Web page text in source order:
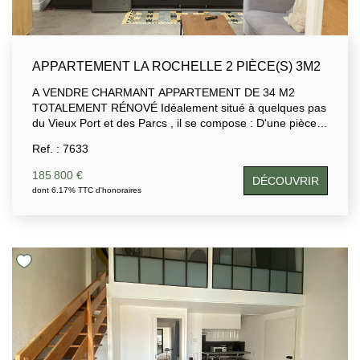
APPARTEMENT LA ROCHELLE 2 PIÈCE(S) 3M2
A VENDRE CHARMANT APPARTEMENT DE 34 M2
TOTALEMENT RÉNOVÉ Idéalement situé à quelques pas
du Vieux Port et des Parcs , il se compose : D'une pièce
chambre avec dressing, d'une salle d'eau. cave en sous
sol. Situé au rdc d'une petite copropriété, cet appartement
vendu entièrement équipé et meublé offre un cadre de vie
alliant confort , charme et praticité. Coup de coeur assuré
Ref. : 7633
185 800 €
dont 6.17% TTC d'honoraires
DÉCOUVRIR